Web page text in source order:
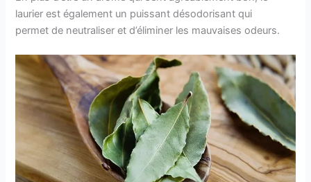
laurier est également un puissant désodorisant qui
permet de neutraliser et d’éliminer les mauvaises odeurs.